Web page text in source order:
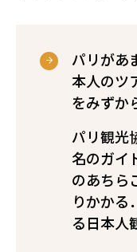
パリがあ
本人のツ
をみずか
パリ観光
名のガイ
のあちら
りかかる
る日本人